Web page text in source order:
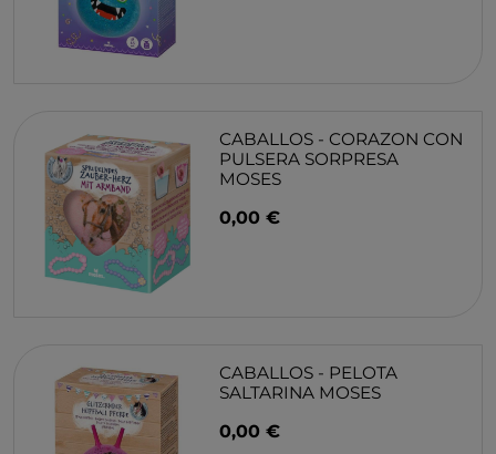
CABALLOS - CORAZON CON
PULSERA SORPRESA
MOSES
0,00 €
CABALLOS - PELOTA
SALTARINA MOSES
0,00 €